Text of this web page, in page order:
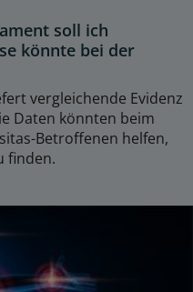
soll ich
könnte bei der
vergleichende Evidenz
Daten könnten beim
Betroffenen helfen,
finden.